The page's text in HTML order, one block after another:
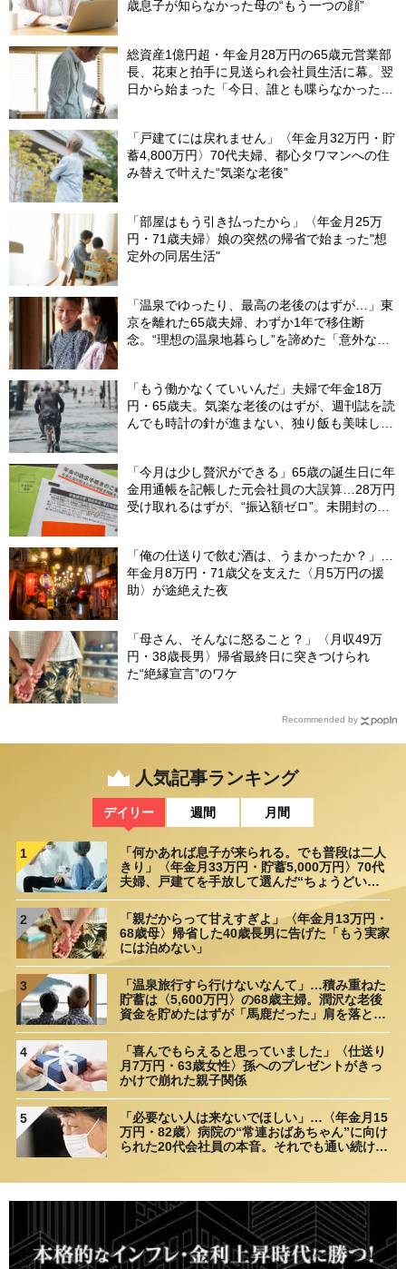
歳息子が知らなかった母の“もう一つの顔”
総資産1億円超・年金月28万円の65歳元営業部
長、花束と拍手に見送られ会社員生活に幕。翌
日から始まった「今日、誰とも喋らなかった」
「戸建てには戻れません」〈年金月32万円・貯
蓄4,800万円〉70代夫婦、都心タワマンへの住
み替えで叶えた“気楽な老後”
「部屋はもう引き払ったから」〈年金月25万
円・71歳夫婦〉娘の突然の帰省で始まった"想
定外の同居生活"
「温泉でゆったり、最高の老後のはずが…」東
京を離れた65歳夫婦、わずか1年で移住断
念。“理想の温泉地暮らし”を諦めた「意外な理
「もう働かなくていいんだ」夫婦で年金18万
円・65歳夫。気楽な老後のはずが、週刊誌を読
んでも時計の針が進まない、独り飯も美味しく
「今月は少し贅沢ができる」65歳の誕生日に年
金用通帳を記帳した元会社員の大誤算…28万円
受け取れるはずが、“振込額ゼロ”。未開封の郵
「俺の仕送りで飲む酒は、うまかったか？」…
年金月8万円・71歳父を支えた〈月5万円の援
助〉が途絶えた夜
「母さん、そんなに怒ること？」〈月収49万
円・38歳長男〉帰省最終日に突きつけられ
た“絶縁宣言”のワケ
Recommended by
人気記事ランキング
デイリー 週間 月間
1
「何かあれば息子が来られる。でも普段は二人
きり」〈年金月33万円・貯蓄5,000万円〉70代
夫婦、戸建てを手放して選んだ“ちょうどいい
2
「親だからって甘えすぎよ」〈年金月13万円・
68歳母〉帰省した40歳長男に告げた「もう実家
には泊めない」
3
「温泉旅行すら行けないなんて」…積み重ねた
貯蓄は〈5,600万円〉の68歳主婦。潤沢な老後
資金を貯めたはずが「馬鹿だった」肩を落とす
4
「喜んでもらえると思っていました」〈仕送り
月7万円・63歳女性〉孫へのプレゼントがきっ
かけで崩れた親子関係
5
「必要ない人は来ないでほしい」…〈年金月15
万円・82歳〉病院の“常連おばあちゃん”に向け
られた20代会社員の本音。それでも通い続ける